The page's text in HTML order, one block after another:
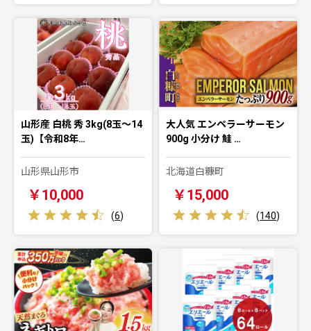
山形産 白桃 秀 3kg(8玉～14
玉)【令和8年…
山形県山形市
￥10,000
(6)
大人気 エンペラーサーモン
900g 小分け 鮭 …
北海道白糠町
￥15,000
(140)